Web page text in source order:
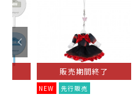
販売期間終了
NEW 先行販売